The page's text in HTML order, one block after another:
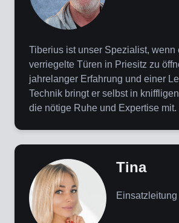
Tiberius ist unser Spezialist, wenn
verriegelte Türen in Priesitz zu
jahrelanger Erfahrung und einer
Technik bringt er selbst in
die nötige Ruhe und Expertise mit.
Tina
Einsatzleitung